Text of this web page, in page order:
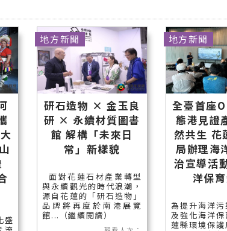
盛
研石造物 × 金玉良
研 × 永續材質圖書
館 解構「未來日
常」新樣貌
面對花蓮石材產業轉型
與永續觀光的時代浪潮，
源自花蓮的「研石造物」
品牌將再度於南港展覽
館...（繼續閱讀）
地方新聞
全臺首座
態港見證
然共生 花
局辦理海
治宣導活
洋保
為提升海洋
及強化海洋
蓮縣環境保
地方新聞